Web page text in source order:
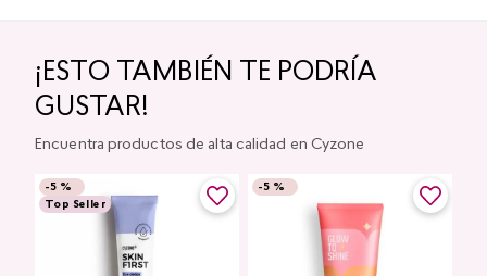
¡ESTO TAMBIÉN TE PODRÍA
GUSTAR!
Encuentra productos de alta calidad en Cyzone
-5 %
Top Seller
-5 %